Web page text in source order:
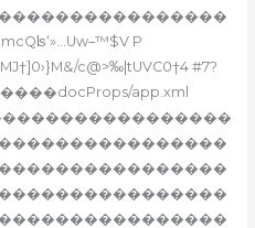
P
c@>‰|tUVC0†4 #7?
app.xml